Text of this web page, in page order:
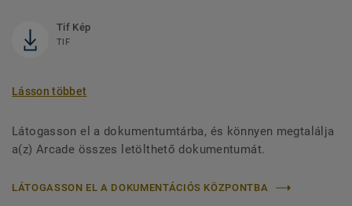
Tif Kép
TIF
Lásson többet
Látogasson el a dokumentumtárba, és könnyen megtalálja
a(z) Arcade összes letölthető dokumentumát.
LÁTOGASSON EL A DOKUMENTÁCIÓS KÖZPONTBA